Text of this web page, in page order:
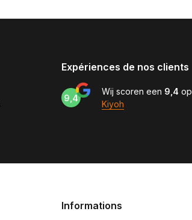
Expériences de nos clients
9,4
Wij scoren een 9,4 op
Kiyoh
Informations